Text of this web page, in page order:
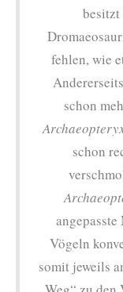
besitzt
fehlen, wie
schon
schon
Vögeln
somit jeweils